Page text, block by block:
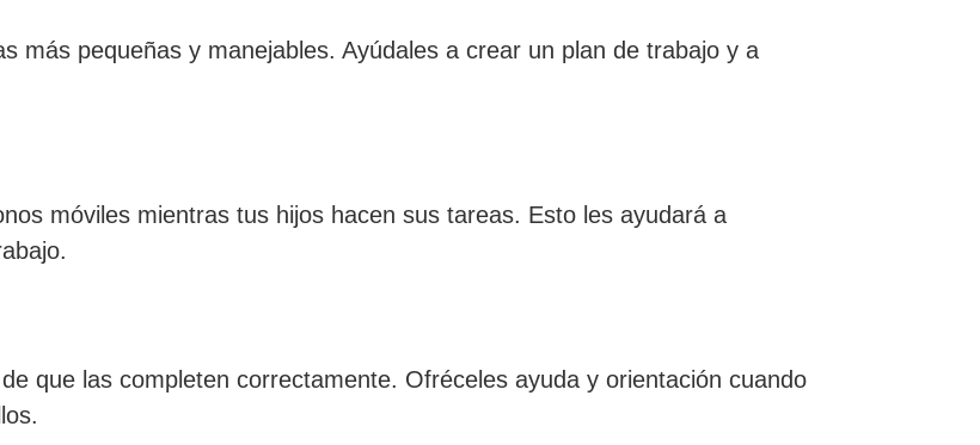
más pequeñas y manejables. Ayúdales a crear un plan de trabajo y a
móviles mientras tus hijos hacen sus tareas. Esto les ayudará a
que las completen correctamente. Ofréceles ayuda y orientación cuando